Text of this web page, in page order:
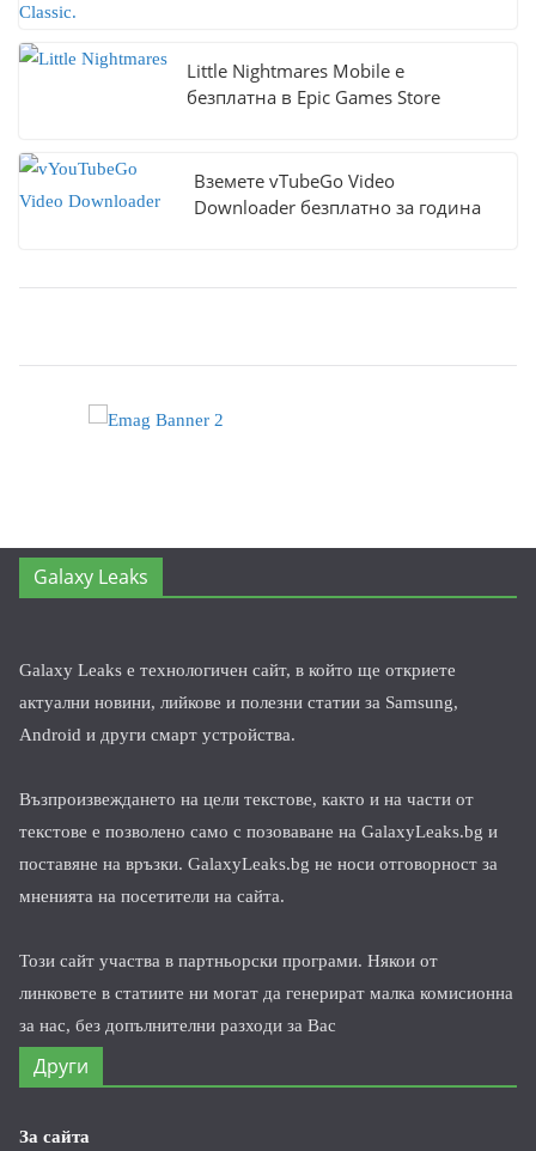
Little Nightmares Mobile е
безплатна в Epic Games Store
Вземете vTubeGo Video
Downloader безплатно за година
Galaxy Leaks
Galaxy Leaks е технологичен сайт, в който ще откриете
актуални новини, лийкове и полезни статии за Samsung,
Android и други смарт устройства.
Възпроизвеждането на цели текстове, както и на части от
текстове е позволено само с позоваване на GalaxyLeaks.bg и
поставяне на връзки. GalaxyLeaks.bg не носи отговорност за
мненията на посетители на сайта.
Този сайт участва в партньорски програми. Някои от
линковете в статиите ни могат да генерират малка комисионна
за нас, без допълнителни разходи за Вас
Други
За сайта